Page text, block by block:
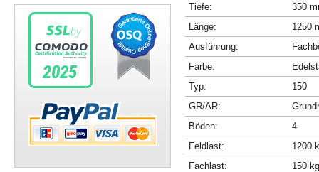
Tiefe:
350
Länge:
1250
Ausführung:
Farbe:
Typ:
150
GR/AR:
Böden:
4
Feldlast:
1200
Fachlast:
150 kg